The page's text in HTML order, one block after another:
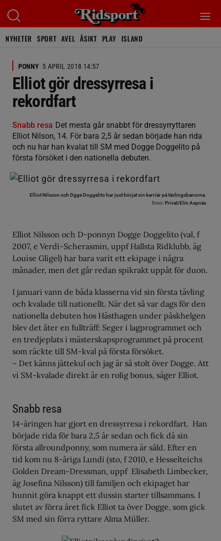
NYHETER SPORT AVEL ÅSIKT PLAY ISLAND
PONNY 5 APRIL 2018 14:57
Elliot gör dressyrresa i
rekordfart
Snabb resa Det mesta går snabbt för dressyrryttaren
Elliot Nilson, 14. För bara 2,5 år sedan började han rida
och nu har han kvalat till SM med Dogge Doggelito på
första försöket i den nationella debuten.
Elliot Nilsson och Dgge Doggelito har just börjat sin karriär på tävlingsbanorna.
Foto: Privat/Elin Aspnäs
Elliot Nilsson och D-ponnyn Dogge Doggelito (val, f
2007, e Verdi-Scherasmin, uppf Hallsta Ridklubb, äg
Louise Gligel) har bara varit ett ekipage i några
månader, men det går redan spikrakt uppåt för duon.
I januari vann de båda klasserna vid sin första tävling
och kvalade till nationellt. När det så var dags för den
nationella debuten hos Hästhagen under påskhelgen
blev det åter en fullträff: Seger i lagprogrammet och
en tredjeplats i mästerskapsprogrammet på procent
som räckte till SM-kval på första försöket.
– Det känns jättekul och jag är så stolt över Dogge. Att
vi SM-kvalade direkt är en rolig bonus, säger Elliot.
Snabb resa
14-åringen har gjort en dressyrresa i rekordfart. Han
började rida för bara 2,5 år sedan och fick då sin
första allroundponny, som numera är såld. Efter en
tid kom nu 8-åriga Lundi (sto, f 2010, e Hesselteichs
Golden Dream-Dressman, uppf Elisabeth Limbecker,
äg Josefina Nilsson) till familjen och ekipaget har
hunnit göra knappt ett dussin starter tillsammans. I
slutet av förra året fick Elliot ta över Dogge, som gick
SM med sin förra ryttare Alma Müller.